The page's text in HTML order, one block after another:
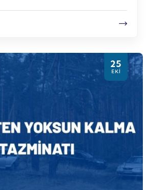
25
EKI